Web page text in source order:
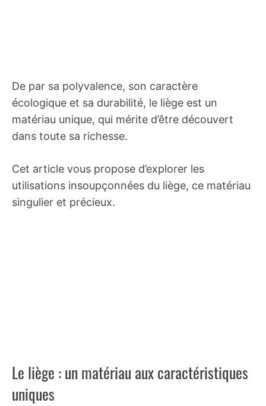
De par sa polyvalence, son caractère
écologique et sa durabilité, le liège est un
matériau unique, qui mérite d’être découvert
dans toute sa richesse.
Cet article vous propose d’explorer les
utilisations insoupçonnées du liège, ce matériau
singulier et précieux.
Le liège : un matériau aux caractéristiques
uniques